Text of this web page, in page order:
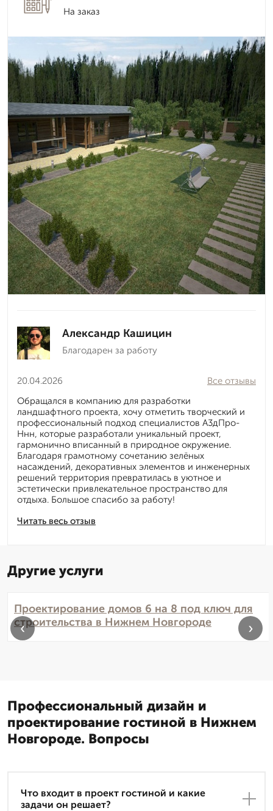
На заказ
Александр Кашицин
Благодарен за работу
20.04.2026
Читать весь отзыв
Все отзывы
Обращался в компанию для разработки
ландшафтного проекта, хочу отметить творческий и
профессиональный подход специалистов А3дПро-
Ннн, которые разработали уникальный проект,
гармонично вписанный в природное окружение.
Благодаря грамотному сочетанию зелёных
насаждений, декоративных элементов и инженерных
решений территория превратилась в уютное и
эстетически привлекательное пространство для
отдыха. Большое спасибо за работу!
Другие услуги
Проектирование домов 6 на 8 под ключ для
строительства в Нижнем Новгороде
‹ ›
Профессиональный дизайн и
проектирование гостиной в Нижнем
Новгороде. Вопросы
Что входит в проект гостиной и какие
задачи он решает?